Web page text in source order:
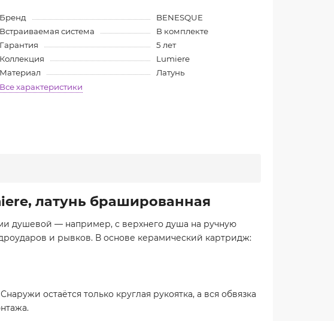
Бренд
BENESQUE
Встраиваемая система
В комплекте
Гарантия
5 лет
Коллекция
Lumiere
Материал
Латунь
Все характеристики
латунь брашированная
душевой — например, с верхнего душа на ручную
и рывков. В основе керамический картридж:
остаётся только круглая рукоятка, а вся обвязка